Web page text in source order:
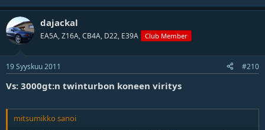
dajackal
EA5A, Z16A, CB4A, D22, E39A Club Member
19 Syyskuu 2011 #210
Vs: 3000gt:n twinturbon koneen viritys
mitsumikko sanoi